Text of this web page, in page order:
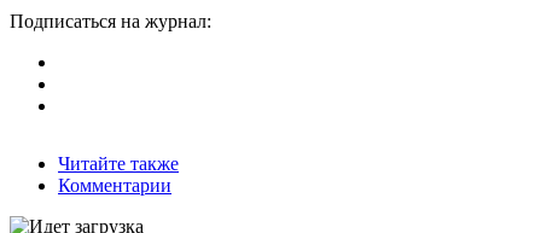
Подписаться на журнал:
Читайте также
Комментарии